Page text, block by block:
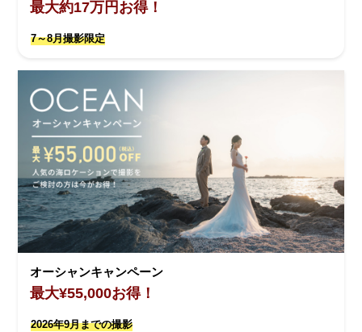
最大約17万円お得！
7～8月撮影限定
オーシャンキャンペーン
最大¥55,000お得！
2026年9月までの撮影